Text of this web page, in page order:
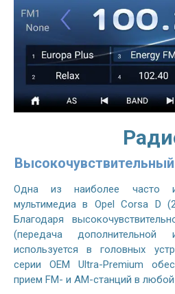
Одна из наиболее часто
мультимедиа в Opel Corsa D
Благодаря
(передача дополнительной
используется в головных
серии OEM Ultra-Premium
прием FM- и AM-станций в